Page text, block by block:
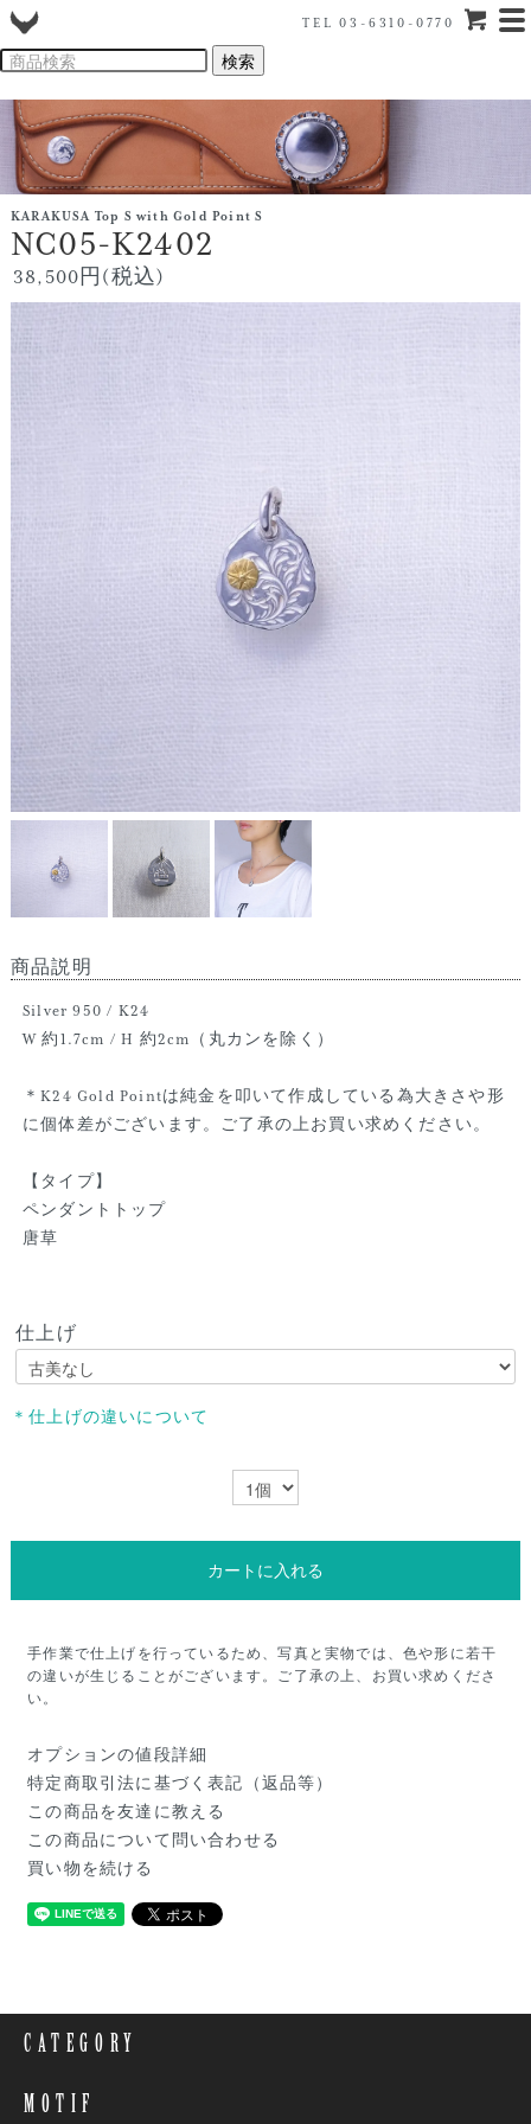
TEL 03-6310-0770
KARAKUSA Top S with Gold Point S
NC05-K2402
38,500円(税込)
商品説明
Silver 950 / K24
W 約1.7cm / H 約2cm（丸カンを除く）
＊K24 Gold Pointは純金を叩いて作成している為大きさや形
に個体差がございます。ご了承の上お買い求めください。
【タイプ】
ペンダントトップ
唐草
仕上げ
＊仕上げの違いについて
カートに入れる
手作業で仕上げを行っているため、写真と実物では、色や形に若干
の違いが生じることがございます。ご了承の上、お買い求めくださ
い。
オプションの値段詳細
特定商取引法に基づく表記（返品等）
この商品を友達に教える
この商品について問い合わせる
買い物を続ける
CATEGORY
MOTIF